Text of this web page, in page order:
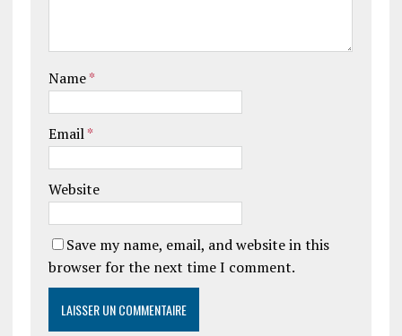
Name*
Email*
Website
Save my name, email, and website in this
browser for the next time I comment.